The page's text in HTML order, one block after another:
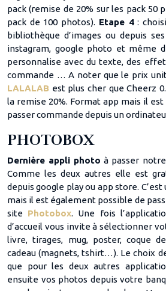
pack (remise de 20% sur les pack 50
pack de 100 photos). Etape 4:
bibliothèque d’images ou depuis
instagram, google photo et même
personnalise avec du texte, des
commande … A noter que le prix
LALALAB est plus cher que Cheerz
la remise 20%. Format app mais il
passer commande depuis un
PHOTOBOX
Dernière appli photo à passer
Comme les deux autres elle est
depuis google play ou app store. C’est
mais il est également possible de
site Photobox. Une fois
d’accueil vous invite à sélectionner
livre, tirages, mug, poster, coque
cadeau (magnets, tshirt…). Le choix
que pour les deux autres
ensuite vos photos depuis votre